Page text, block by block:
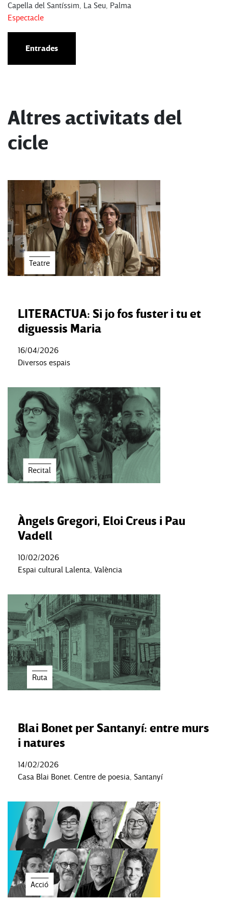
Capella del Santíssim, La Seu, Palma
Espectacle
Entrades
Altres activitats del
cicle
Teatre
LITERACTUA: Si jo fos fuster i tu et
diguessis Maria
16/04/2026
Diversos espais
Recital
Àngels Gregori, Eloi Creus i Pau
Vadell
10/02/2026
Espai cultural Lalenta, València
Ruta
Blai Bonet per Santanyí: entre murs
i natures
14/02/2026
Casa Blai Bonet. Centre de poesia, Santanyí
Acció